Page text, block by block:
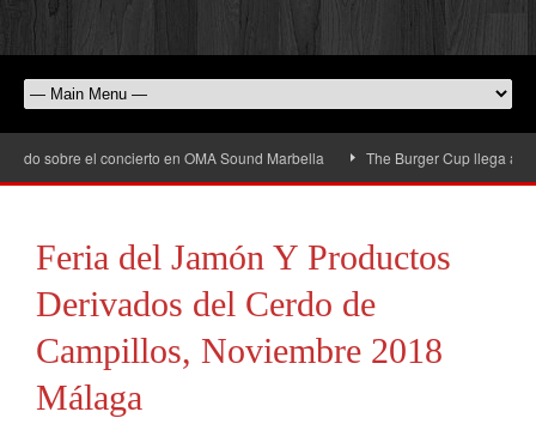
el concierto en OMA Sound Marbella The Burger Cup llega a San
Feria del Jamón Y Productos
Derivados del Cerdo de
Campillos, Noviembre 2018
Málaga